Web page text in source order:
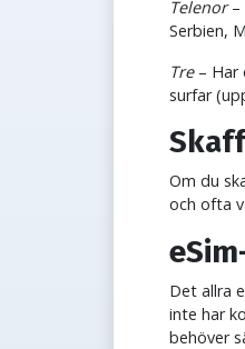
Telenor–
Serbien,
Tre– Har
surfar
Om du
och ofta
Det allra
inte har
behöver